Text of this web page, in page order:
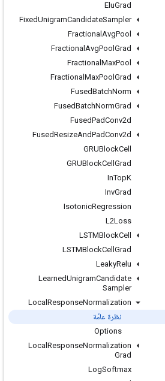
EluGrad
FixedUnigramCandidateSampler
Fractional AvgPool
Fractional AvgPool Grad
Fractional MaxPool
Fractional MaxPool Grad
FusedBatchNorm
FusedBatchNormGrad
FusedPadConv2d
FusedResizeAndPadConv2d
GRUBlockCell
GRUBlockCell Grad
InTopK
InvGrad
IsotonicRegression
L2Loss
LSTMBlockCell
LSTMBlockCell Grad
LeakyRelu
LearnedUnigramCandidate
Sampler
Local ResponseNormalization
نظرة عامّة
Options
Local ResponseNormalization
Grad
LogSoftmax